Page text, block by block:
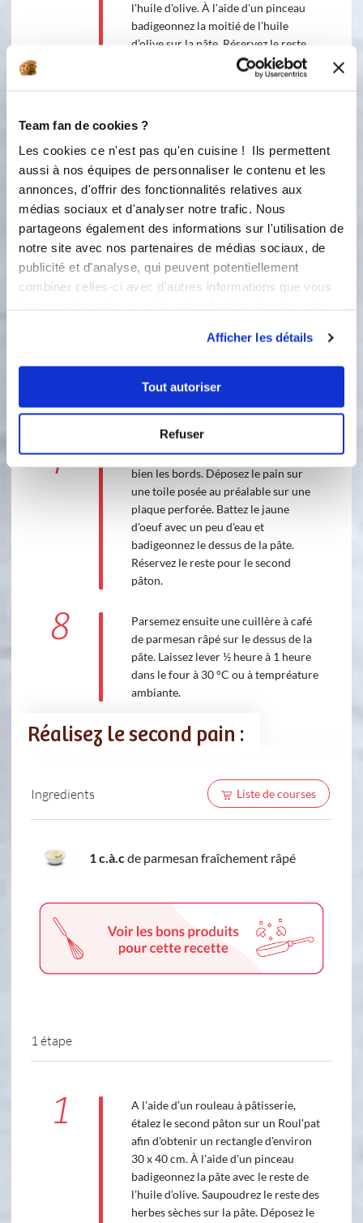
Team fan de cookies ?
Les cookies ce n'est pas qu'en cuisine ! Ils permettent
aussi à nos équipes de personnaliser le contenu et les
annonces, d'offrir des fonctionnalités relatives aux
médias sociaux et d'analyser notre trafic. Nous
partageons également des informations sur l'utilisation de
notre site avec nos partenaires de médias sociaux, de
publicité et d'analyse, qui peuvent potentiellement
combiner celles-ci avec d'autres informations que vous
Afficher les détails
Tout autoriser
Refuser
l'huile d'olive. À l'aide d'un pinceau
badigeonnez la moitié de l’huile
d’olive sur la pâte. Réservez le reste
pour le second pâton.
4
saupoudrez-en la moitié sur la pâte.
5
Posez une assiette sur le bol du
cook'in et pesez les tranches de
pepperoni. Déposez la moitié des
tranches de pepperoni sur la pâte en
laissant 2 cm sur tout le tour de la
pâte. Réservez le reste des tranches
pour le second pain.
cook'in et pesez la mozzarella.
Déposez la moitié des tranches par-
l'autre moitié.
7
Roulez la pâte en escargot. Scellez
bien les bords. Déposez le pain sur
une toile posée au préalable sur une
plaque perforée. Battez le jaune
d'oeuf avec un peu d'eau et
badigeonnez le dessus de la pâte.
Réservez le reste pour le second
pâton.
8
Parsemez ensuite une cuillère à café
de parmesan râpé sur le dessus de la
pâte. Laissez lever ½ heure à 1 heure
dans le four à 30 °C ou à tempréature
ambiante.
Réalisez le second pain :
Ingredients Liste de courses
1 c.à.c de parmesan fraîchement râpé
1 étape
1
A l’aide d’un rouleau à pâtisserie,
étalez le second pâton sur un Roul'pat
afin d'obtenir un rectangle d'environ
30 x 40 cm. À l'aide d'un pinceau
badigeonnez la pâte avec le reste de
l’huile d’olive. Saupoudrez le reste des
herbes sèches sur la pâte. Déposez le